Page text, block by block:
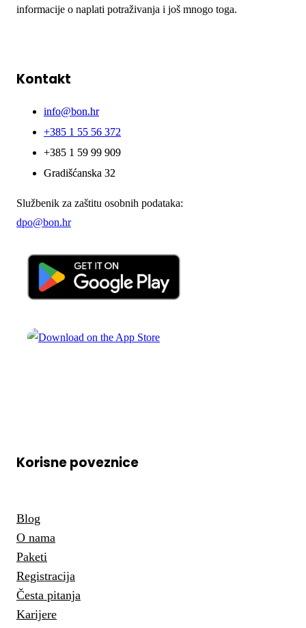
informacije o naplati potraživanja i još mnogo toga.
Kontakt
info@bon.hr
+385 1 55 56 372
+385 1 59 99 909
Gradišćanska 32
Službenik za zaštitu osobnih podataka:
dpo@bon.hr
Korisne poveznice
Blog
O nama
Paketi
Registracija
Česta pitanja
Karijere